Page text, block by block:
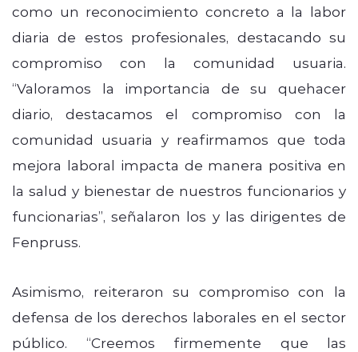
como un reconocimiento concreto a la labor
diaria de estos profesionales, destacando su
compromiso con la comunidad usuaria.
“Valoramos la importancia de su quehacer
diario, destacamos el compromiso con la
comunidad usuaria y reafirmamos que toda
mejora laboral impacta de manera positiva en
la salud y bienestar de nuestros funcionarios y
funcionarias”, señalaron los y las dirigentes de
Fenpruss.
Asimismo, reiteraron su compromiso con la
defensa de los derechos laborales en el sector
público. “Creemos firmemente que las